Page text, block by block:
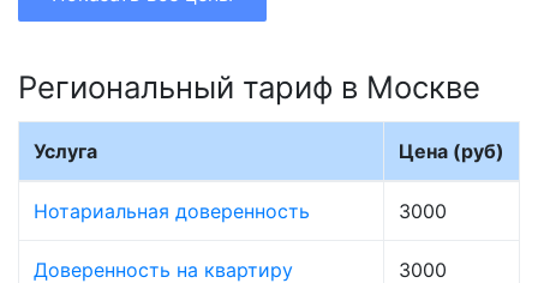
Региональный тариф в Москве
Услуга Цена (руб)
Нотариальная доверенность 3000
Доверенность на квартиру 3000